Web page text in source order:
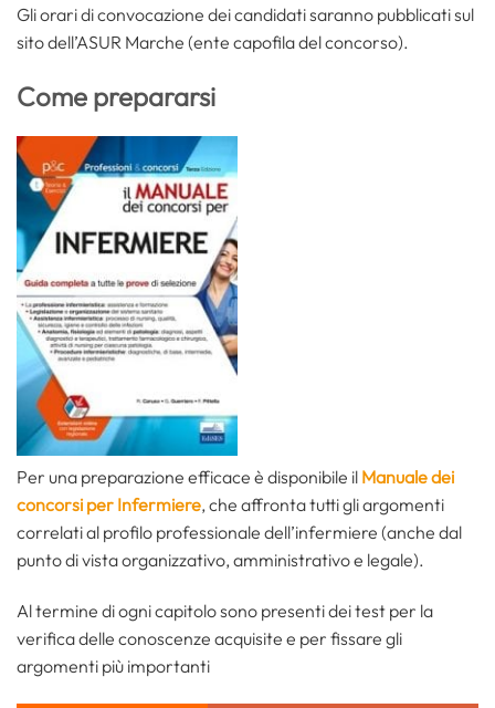
Gli orari di convocazione dei candidati saranno pubblicati sul
sito dell’ASUR Marche (ente capofila del concorso).
Come prepararsi
Per una preparazione efficace è disponibile il Manuale dei
concorsi per Infermiere, che affronta tutti gli argomenti
correlati al profilo professionale dell’infermiere (anche dal
punto di vista organizzativo, amministrativo e legale).
Al termine di ogni capitolo sono presenti dei test per la
verifica delle conoscenze acquisite e per fissare gli
argomenti più importanti